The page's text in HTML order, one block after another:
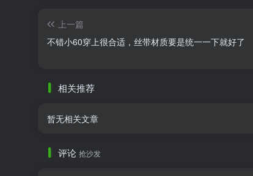
上一篇
不错小60穿上很合适，丝带材质要是统一一下就好了
相关推荐
暂无相关文章
评论 抢沙发